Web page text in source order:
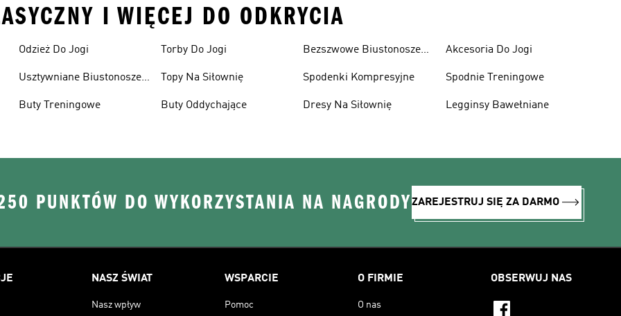
I WIĘCEJ DO ODKRYCIA
Odzież Do Jogi
Usztywniane Biustonosze
Buty Treningowe
Torby Do Jogi
Topy Na Siłownię
Buty Oddychające
Bezszwowe Biustonosze
Spodenki Kompresyjne
Dresy Na Siłownię
Akcesoria Do Jogi
Spodnie Treningowe
Legginsy Bawełniane
PUNKTÓW DO WYKORZYSTANIA NA NAGRODYZAREJESTRUJ SIĘ ZA DARMO
NASZ ŚWIAT
Nasz wpływ
WSPARCIE
Pomoc
O FIRMIE
O nas
OBSERWUJ NAS